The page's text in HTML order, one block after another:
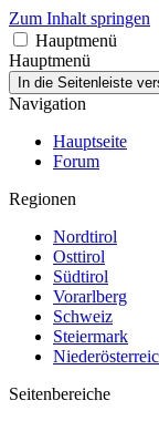
Zum Inhalt springen
Hauptmenü
Hauptmenü
In die Seitenleiste
Navigation
Hauptseite
Forum
Regionen
Nordtirol
Osttirol
Südtirol
Vorarlberg
Schweiz
Steiermark
Seitenbereiche